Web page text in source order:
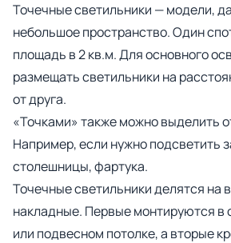
Точечные светильники — модели,
небольшое пространство. Один
площадь в 2 кв.м. Для основного
размещать светильники на
от друга.
«Точками» также можно выделить
Например, если нужно подсветить
столешницы, фартука.
Точечные светильники делятся на
накладные. Первые монтируются в
или подвесном потолке, а вторые